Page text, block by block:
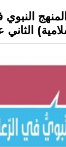
النبوي